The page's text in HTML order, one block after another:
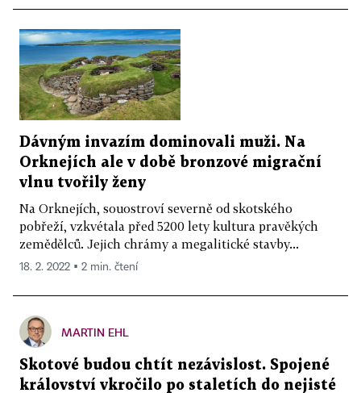
Dávným invazím dominovali muži. Na
Orknejích ale v době bronzové migrační
vlnu tvořily ženy
Na Orknejích, souostroví severně od skotského
pobřeží, vzkvétala před 5200 lety kultura pravěkých
zemědělců. Jejich chrámy a megalitické stavby...
18. 2. 2022 ▪ 2 min. čtení
MARTIN EHL
Skotové budou chtít nezávislost. Spojené
království vkročilo po staletích do nejisté